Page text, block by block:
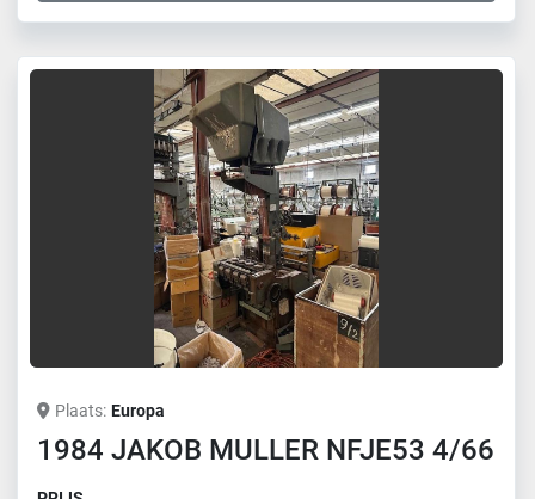
Plaats Europa
1984 JAKOB MULLER NFJE53 4/66